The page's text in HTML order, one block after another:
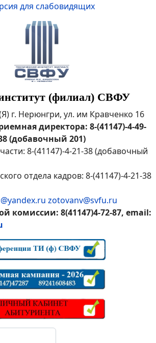
для слабовидящих
(филиал) СВФУ
г. Нерюнгри, ул. им Кравченко 16
директора: 8-(41147)-4-49-
(добавочный 201)
8-(41147)-4-21-38 (добавочный
отдела кадров: 8-(41147)-4-21-38
zotovanv@svfu.ru
комиссии: 8(41147)4-72-87, email: